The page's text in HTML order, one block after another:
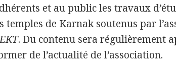
et au public les travaux
temples de Karnak soutenus par
. Du contenu sera régulièrement
de l’actualité de l’association.